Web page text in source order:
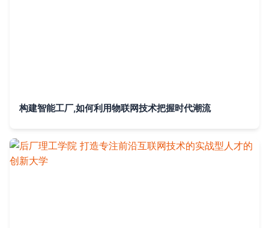
构建智能工厂,如何利用物联网技术把握时代潮流